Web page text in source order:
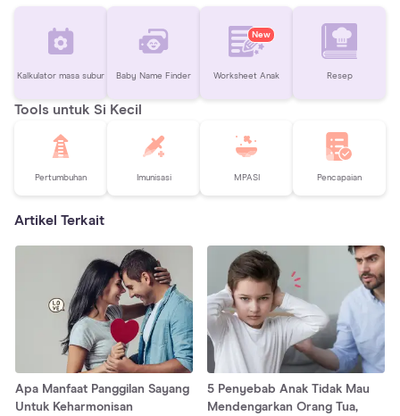
Kalkulator masa subur Baby Name Finder
New
Worksheet Anak Resep
Tools untuk Si Kecil
Pertumbuhan Imunisasi MPASI Pencapaian
Artikel Terkait
Apa Manfaat Panggilan Sayang
Untuk Keharmonisan
5 Penyebab Anak Tidak Mau
Mendengarkan Orang Tua,